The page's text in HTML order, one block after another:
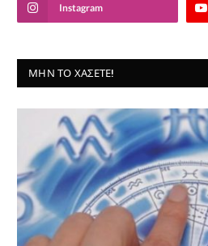
Instagram
ΜΗΝ ΤΟ ΧΆΣΕΤΕ!